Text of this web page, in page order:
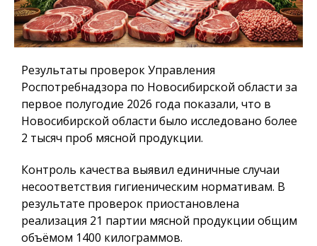
Результаты проверок Управления
Роспотребнадзора по Новосибирской области за
первое полугодие 2026 года показали, что в
Новосибирской области было исследовано более
2 тысяч проб мясной продукции.
Контроль качества выявил единичные случаи
несоответствия гигиеническим нормативам. В
результате проверок приостановлена
реализация 21 партии мясной продукции общим
объёмом 1400 килограммов.